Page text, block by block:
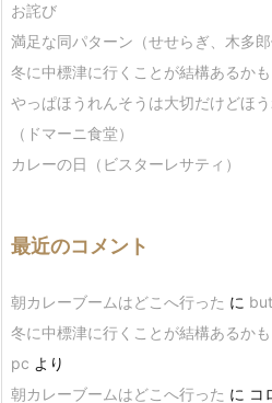
お詫び
満足な同パターン（せせらぎ、木多郎
冬に中標津に行くことが結構あるかも
やっぱほうれんそうは大切だけどほ
（ドマーニ食堂）
カレーの日（ビスターレサティ）
最近のコメント
朝カレーブームはどこへ行った に
冬に中標津に行くことが結構あるかも
pc より
朝カレーブームはどこへ行った に コ